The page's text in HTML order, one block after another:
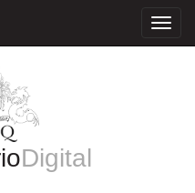
Digital